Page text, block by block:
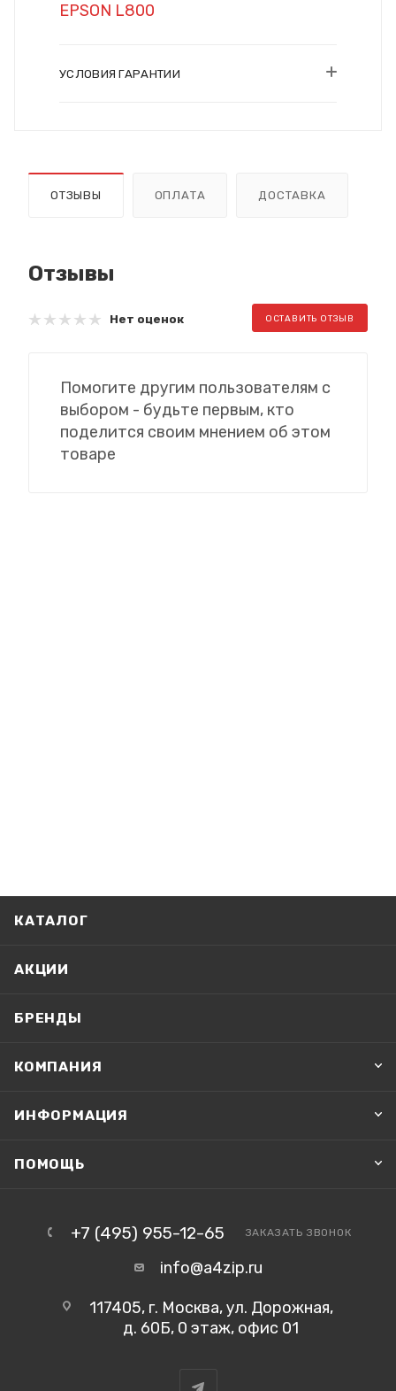
EPSON L800
УСЛОВИЯ ГАРАНТИИ
ОТЗЫВЫ ОПЛАТА ДОСТАВКА
Отзывы
Нет оценок ОСТАВИТЬ ОТЗЫВ
Помогите другим пользователям с
выбором - будьте первым, кто
поделится своим мнением об этом
товаре
КАТАЛОГ
АКЦИИ
БРЕНДЫ
КОМПАНИЯ
ИНФОРМАЦИЯ
ПОМОЩЬ
+7 (495) 955-12-65 ЗАКАЗАТЬ ЗВОНОК
info@a4zip.ru
117405, г. Москва, ул. Дорожная,
д. 60Б, 0 этаж, офис 01